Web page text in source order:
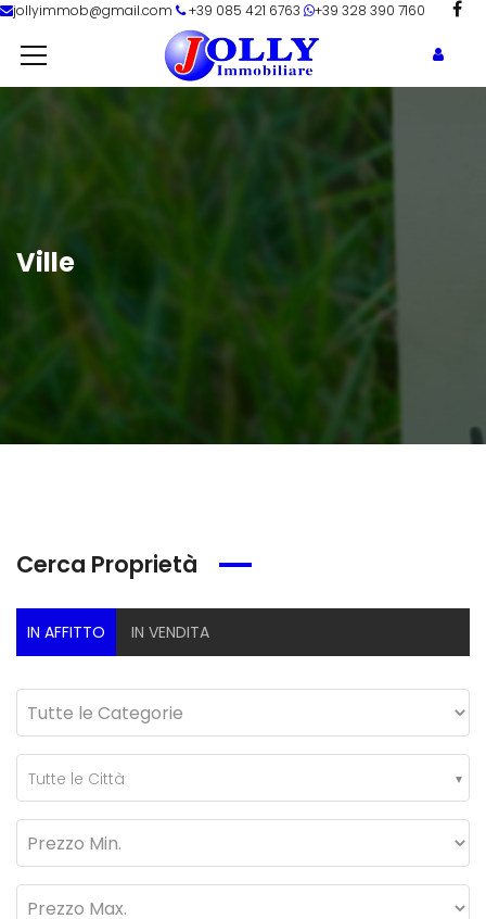
jollyimmob@gmail.com +39 085 421 6763 +39 328 390 7160
Ville
Cerca Proprietà
IN AFFITTO IN VENDITA
Tutte le Città